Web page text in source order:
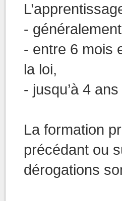
-
- entre 6 mois
la loi,
- jusqu’à 4
La formation
précédant ou
dérogations